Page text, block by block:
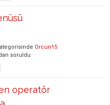
Orcun15
soruldu
operatör